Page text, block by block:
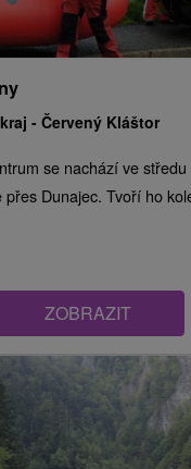
-Červený Kláštor
se nachází ve
přes Dunajec. Tvoří ho
ZOBRAZIT